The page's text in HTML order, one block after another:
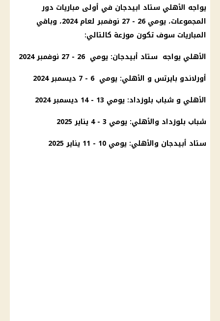
يواجه الأهلي ستاد ابيدجان في أولى مباريات دور
المجموعات، يومي 26 - 27 نوفمبر لعام 2024، وباقي
المباريات سوف تكون موزعة كالتالي:
الأهلي يواجه ستاد أبيدجان: يومي 26 - 27 نوفمبر 2024
أورلاندو بايرتس و الأهلي: يومي 6 - 7 ديسمبر 2024
الأهلي و شباب بلوزداد: يومي 13 - 14 ديسمبر 2024
شباب بلوزداد والأهلي: يومي 3 - 4 يناير 2025
ستاد أبيدجان والأهلي: يومي 10 - 11 يناير 2025